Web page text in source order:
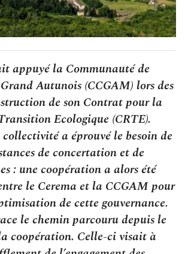
appuyé la Communauté de
Autunois (CCGAM) lors des
de son Contrat pour la
Ecologique (CRTE).
a éprouvé le besoin de
de concertation et de
: une coopération a alors été
le Cerema et la CCGAM pour
de cette gouvernance.
le chemin parcouru depuis le
coopération. Celle-ci visait à